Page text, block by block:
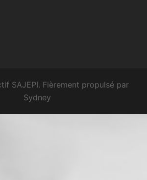
SAJEPI. Fièrement propulsé par
Sydney